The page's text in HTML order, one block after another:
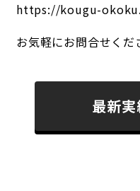
https://kougu-
お気軽にお問合せくだ
最新